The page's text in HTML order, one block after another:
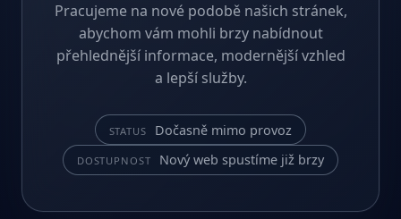
Pracujeme na nové podobě našich stránek,
abychom vám mohli brzy nabídnout
přehlednější informace, modernější vzhled
a lepší služby.
STATUS Dočasně mimo provoz
DOSTUPNOST Nový web spustíme již brzy